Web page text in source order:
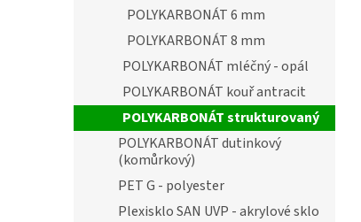
POLYKARBONÁT 6 mm
POLYKARBONÁT 8 mm
POLYKARBONÁT mléčný - opál
POLYKARBONÁT kouř antracit
POLYKARBONÁT strukturovaný
POLYKARBONÁT dutinkový
(komůrkový)
PET G - polyester
Plexisklo SAN UVP - akrylové sklo